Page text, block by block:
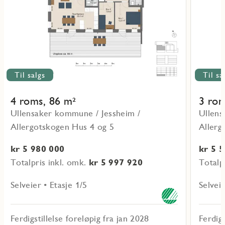
Til salgs
4 roms, 86 m²
Ullensaker kommune / Jessheim /
Allergotskogen Hus 4 og 5
kr 5 980 000
Totalpris inkl. omk. kr 5 997 920
Selveier • Etasje 1/5
Ferdigstillelse foreløpig fra jan 2028
Til
3
kr 5